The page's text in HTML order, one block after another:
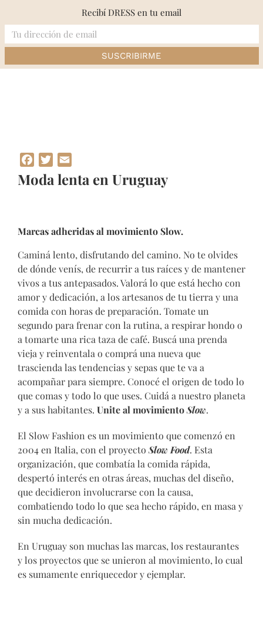
content
Moda lenta en Uruguay
Facebook
Twitter
Moda lenta en Uruguay
Marcas adheridas al movimiento Slow.
Caminá lento, disfrutando del camino. No te olvides
de dónde venís, de recurrir a tus raíces y de mantener
vivos a tus antepasados. Valorá lo que está hecho con
amor y dedicación, a los artesanos de tu tierra y una
comida con horas de preparación. Tomate un
segundo para frenar con la rutina, a respirar hondo o
a tomarte una rica taza de café. Buscá una prenda
vieja y reinventala o comprá una nueva que
trascienda las tendencias y sepas que te va a
acompañar para siempre. Conocé el origen de todo lo
que comas y todo lo que uses. Cuidá a nuestro planeta
y a sus habitantes. Unite al movimientoSlow.
El Slow Fashion es un movimiento que comenzó en
2004 en Italia, con el proyecto Slow Food. Esta
organización, que combatía la comida rápida,
despertó interés en otras áreas, muchas del diseño,
que decidieron involucrarse con la causa,
combatiendo todo lo que sea hecho rápido, en masa y
sin mucha dedicación.
En Uruguay son muchas las marcas, los restaurantes
y los proyectos que se unieron al movimiento, lo cual
es sumamente enriquecedor y ejemplar.
Recibí DRESS en tu email